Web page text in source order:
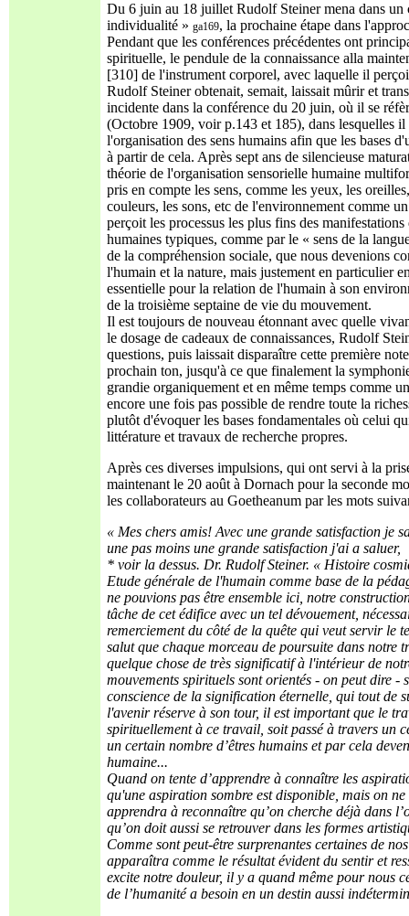
Du 6 juin au 18 juillet Rudolf Steiner mena dans un
individualité » ga169, la prochaine étape dans
Pendant que les conférences précédentes ont
spirituelle, le pendule de la connaissance alla
[310] de l'instrument corporel, avec laquelle il
Rudolf Steiner obtenait, semait, laissait mûrir et
incidente dans la conférence du 20 juin, où il se
(Octobre 1909, voir p.143 et 185), dans lesquelles
l'organisation des sens humains afin que les bases
à partir de cela. Après sept ans de silencieuse
théorie de l'organisation sensorielle humaine
pris en compte les sens, comme les yeux, les
couleurs, les sons, etc de l'environnement comme
perçoit les processus les plus fins des
humaines typiques, comme par le « sens de la
de la compréhension sociale, que nous devenions
l'humain et la nature, mais justement en particulier
essentielle pour la relation de l'humain à son
de la troisième septaine de vie du mouvement.
Il est toujours de nouveau étonnant avec quelle
le dosage de cadeaux de connaissances, Rudolf
questions, puis laissait disparaître cette première
prochain ton, jusqu'à ce que finalement la
grandie organiquement et en même temps comme
encore une fois pas possible de rendre toute la
plutôt d'évoquer les bases fondamentales où celui
littérature et travaux de recherche propres.
Après ces diverses impulsions, qui ont servi à la
maintenant le 20 août à Dornach pour la seconde
les collaborateurs au Goetheanum par les mots
« Mes chers amis! Avec une grande satisfaction je
une pas moins une grande satisfaction j'ai a saluer,
* voir la dessus. Dr. Rudolf Steiner. « Histoire
Etude générale de l'humain comme base de la
ne pouvions pas être ensemble ici, notre
tâche de cet édifice avec un tel dévouement,
remerciement du côté de la quête qui veut servir le
salut que chaque morceau de poursuite dans notre
quelque chose de très significatif à l'intérieur de
mouvements spirituels sont orientés - on peut dire
conscience de la signification éternelle, qui tout de
l'avenir réserve à son tour, il est important que le
spirituellement à ce travail, soit passé à travers un
un certain nombre d’êtres humains et par cela
humaine...
Quand on tente d’apprendre à connaître les
qu'une aspiration sombre est disponible, mais on
apprendra à reconnaître qu’on cherche déjà dans
qu’on doit aussi se retrouver dans les formes
Comme sont peut-être surprenantes certaines de
apparaîtra comme le résultat évident du sentir et
excite notre douleur, il y a quand même pour nous
de l’humanité a besoin en un destin aussi